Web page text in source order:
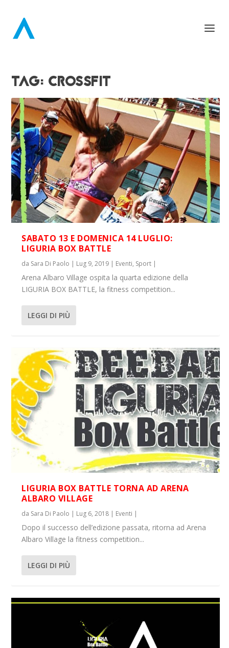
TAG: CROSSFIT
SABATO 13 E DOMENICA 14 LUGLIO:
LIGURIA BOX BATTLE
da Sara Di Paolo | Lug 9, 2019 | Eventi, Sport |
Arena Albaro Village ospita la quarta edizione della
LIGURIA BOX BATTLE, la fitness competition...
LEGGI DI PIÙ
LIGURIA BOX BATTLE TORNA AD ARENA
ALBARO VILLAGE
da Sara Di Paolo | Lug 6, 2018 | Eventi |
Dopo il successo dell’edizione passata, ritorna ad Arena
Albaro Village la fitness competition...
LEGGI DI PIÙ